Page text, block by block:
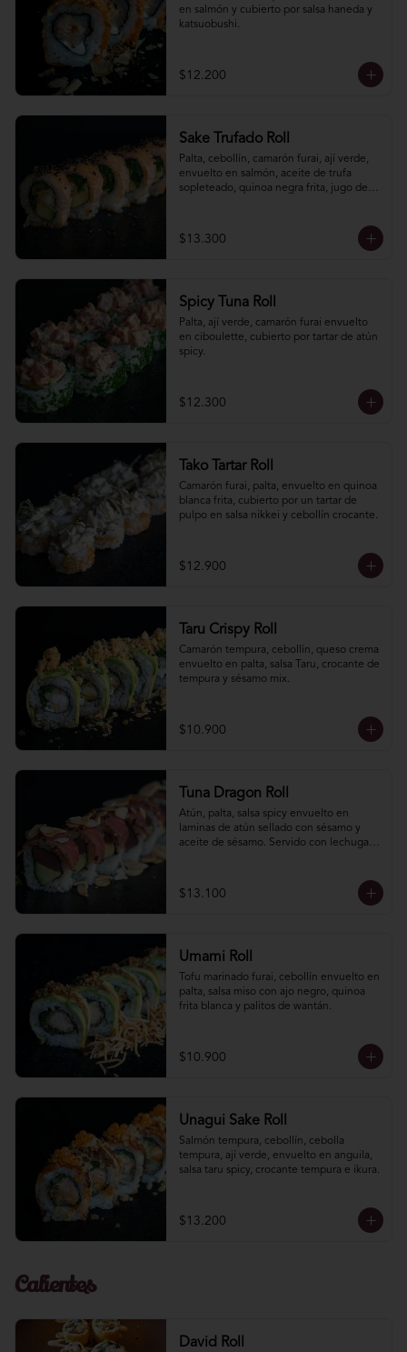
en salmón y cubierto por salsa haneda y
katsuobushi.
$12.200
Sake Trufado Roll
Palta, cebollín, camarón furai, ají verde,
envuelto en salmón, aceite de trufa
sopleteado, quinoa negra frita, jugo de
$13.300
Spicy Tuna Roll
Palta, ají verde, camarón furai envuelto
en ciboulette, cubierto por tartar de atún
spicy.
$12.300
Tako Tartar Roll
Camarón furai, palta, envuelto en quinoa
blanca frita, cubierto por un tartar de
pulpo en salsa nikkei y cebollín crocante.
$12.900
Taru Crispy Roll
Camarón tempura, cebollín, queso crema
envuelto en palta, salsa Taru, crocante de
tempura y sésamo mix.
$10.900
Tuna Dragon Roll
Atún, palta, salsa spicy envuelto en
laminas de atún sellado con sésamo y
aceite de sésamo. Servido con lechuga
$13.100
Umami Roll
Tofu marinado furai, cebollín envuelto en
palta, salsa miso con ajo negro, quinoa
frita blanca y palitos de wantán.
$10.900
Unagui Sake Roll
Salmón tempura, cebollín, cebolla
tempura, ají verde, envuelto en anguila,
salsa taru spicy, crocante tempura e ikura.
$13.200
Calientes
David Roll